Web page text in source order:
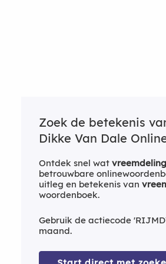
Zoek de betekenis
Dikke Van Dale
Ontdek snel wat
betrouwbare
uitleg en betekenis van
woordenboek.
Gebruik de actiecode
maand.